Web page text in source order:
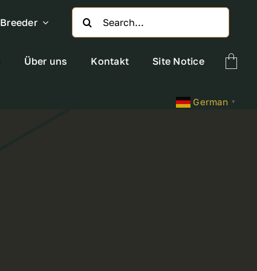
Breeder
Search
for:
Über uns Kontakt Site Notice
German ▼